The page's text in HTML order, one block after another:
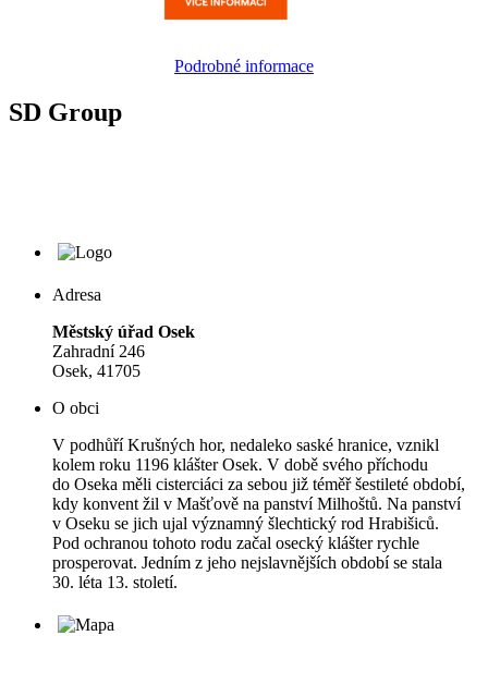
Podrobné informace
SD Group
Adresa
Městský úřad Osek
Zahradní 246
Osek, 41705
O obci
V podhůří Krušných hor, nedaleko saské hranice, vznikl
kolem roku 1196 klášter Osek. V době svého příchodu
do Oseka měli cisterciáci za sebou již téměř šestileté období,
kdy konvent žil v Mašťově na panství Milhoštů. Na panství
v Oseku se jich ujal významný šlechtický rod Hrabišiců.
Pod ochranou tohoto rodu začal osecký klášter rychle
prosperovat. Jedním z jeho nejslavnějších období se stala
30. léta 13. století.